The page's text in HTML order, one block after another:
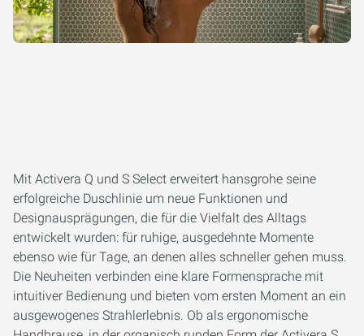
Mit Activera Q und S Select erweitert hansgrohe seine
erfolgreiche Duschlinie um neue Funktionen und
Designausprägungen, die für die Vielfalt des Alltags
entwickelt wurden: für ruhige, ausgedehnte Momente
ebenso wie für Tage, an denen alles schneller gehen muss.
Die Neuheiten verbinden eine klare Formensprache mit
intuitiver Bedienung und bieten vom ersten Moment an ein
ausgewogenes Strahlerlebnis. Ob als ergonomische